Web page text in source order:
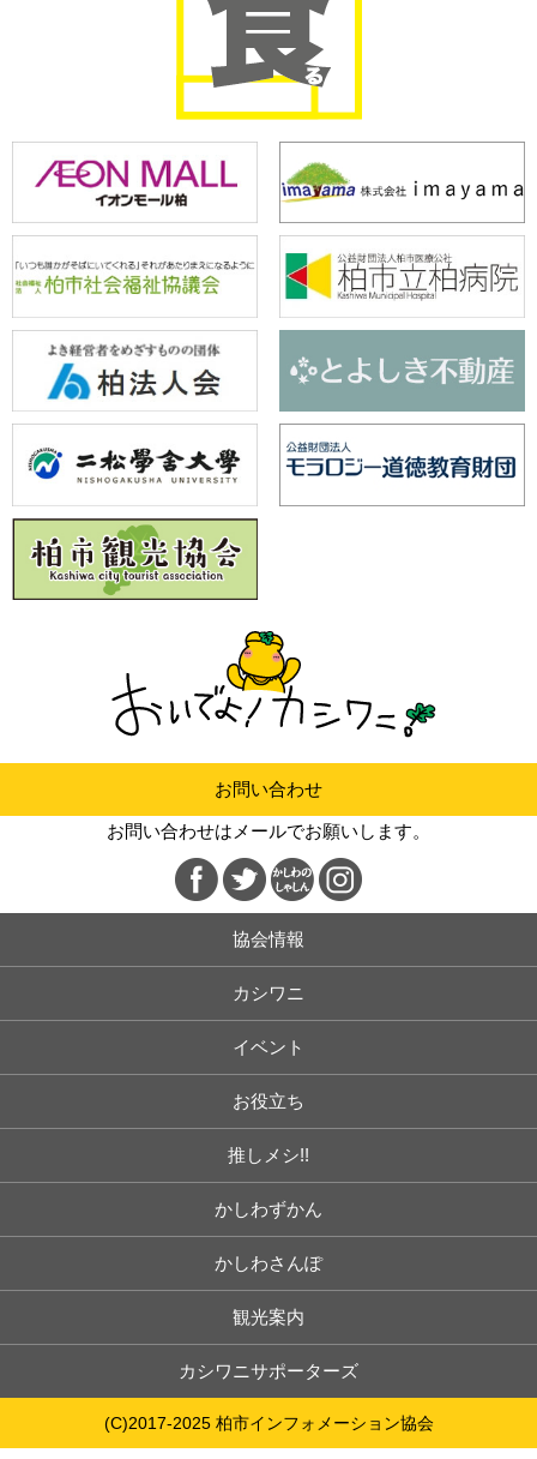
お問い合わせ
お問い合わせはメールでお願いします。
協会情報
カシワニ
イベント
お役立ち
推しメシ!!
かしわずかん
かしわさんぽ
観光案内
カシワニサポーターズ
(C)2017-2025 柏市インフォメーション協会